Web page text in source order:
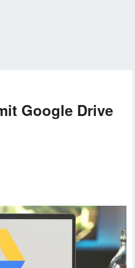
Google Drive